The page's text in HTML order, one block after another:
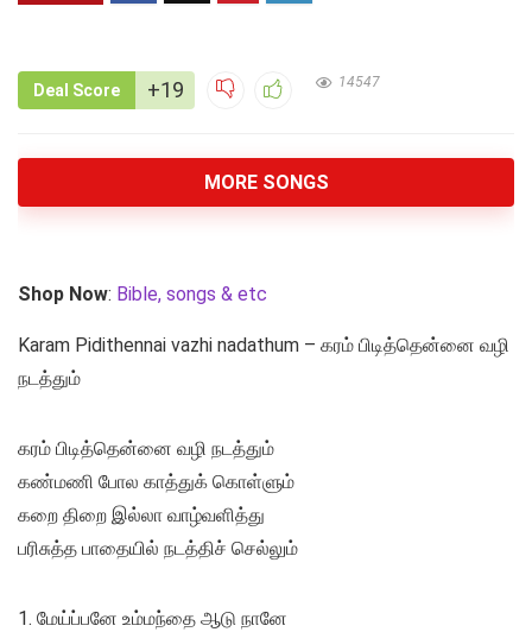
Deal Score +19 14547
MORE SONGS
Shop Now: Bible, songs & etc
Karam Pidithennai vazhi nadathum – கரம் பிடித்தென்னை வழி
நடத்தும்
கரம் பிடித்தென்னை வழி நடத்தும்
கண்மணி போல காத்துக் கொள்ளும்
கறை திறை இல்லா வாழ்வளித்து
பரிசுத்த பாதையில் நடத்திச் செல்லும்
1. மேய்ப்பனே உம்மந்தை ஆடு நானே